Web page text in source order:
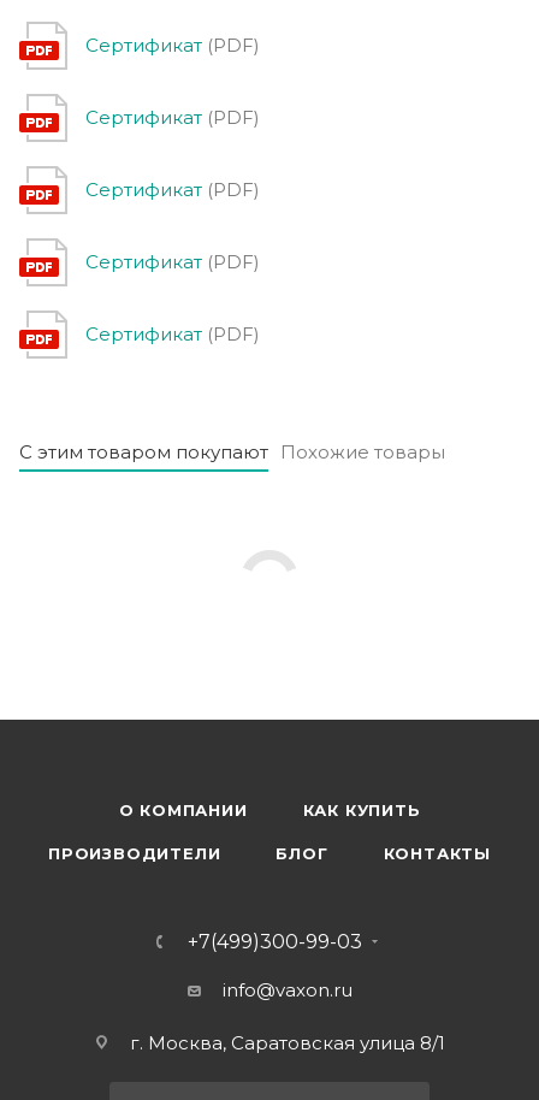
Сертификат (PDF)
Сертификат (PDF)
Сертификат (PDF)
Сертификат (PDF)
Сертификат (PDF)
С этим товаром покупают Похожие товары
О КОМПАНИИ КАК КУПИТЬ
ПРОИЗВОДИТЕЛИ БЛОГ КОНТАКТЫ
+7(499)300-99-03
info@vaxon.ru
г. Москва, Саратовская улица 8/1